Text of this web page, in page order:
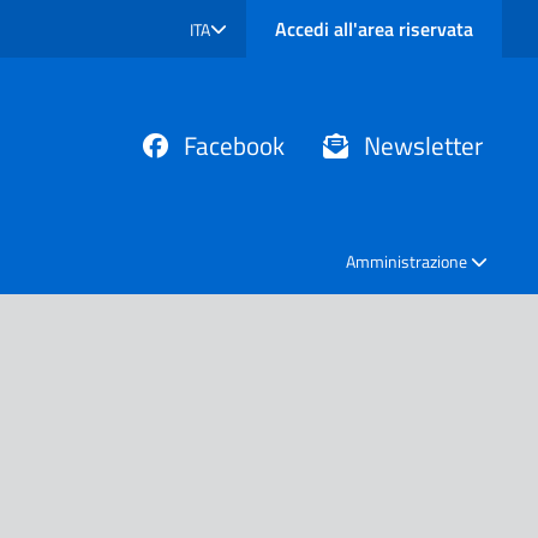
SELEZIONE LINGUA: LINGUA SELEZIONATA
ITA Accedi all'area riservata
Facebook Newsletter
Amministrazione